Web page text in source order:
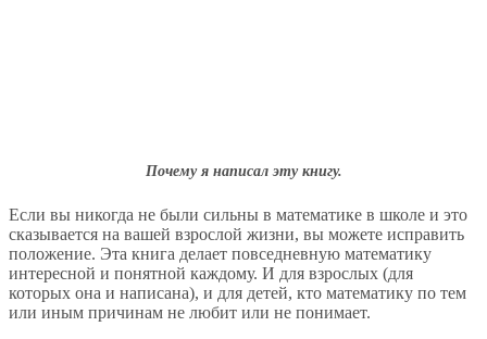
Почему я написал эту книгу.
Если вы никогда не были сильны в математике в школе и это
сказывается на вашей взрослой жизни, вы можете исправить
положение. Эта книга делает повседневную математику
интересной и понятной каждому. И для взрослых (для
которых она и написана), и для детей, кто математику по тем
или иным причинам не любит или не понимает.